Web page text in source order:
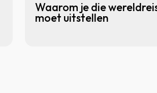
Waarom je die
moet uitstellen